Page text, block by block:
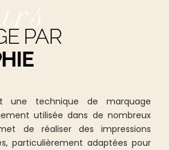
PAR
une technique de marquage
utilisée dans de nombreux
de réaliser des impressions
particulièrement adaptées pour